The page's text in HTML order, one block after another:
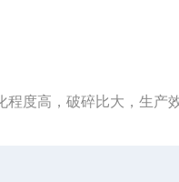
程度高，破碎比大，生